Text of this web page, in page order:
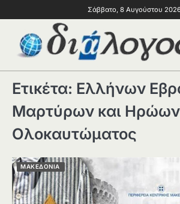
Σάββατο, 8 Αυγούστου
Ετικέτα: Ελλήνων
Μαρτύρων και Ηρώων
Ολοκαυτώματος
ΜΑΚΕΔΟΝΙΑ